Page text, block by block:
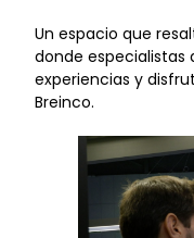
Un espacio que
donde especialistas
experiencias y
Breinco.